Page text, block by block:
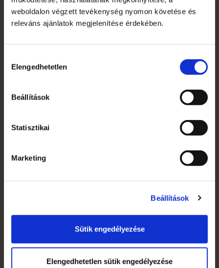
weboldalon végzett tevékenység nyomon követése és
releváns ajánlatok megjelenítése érdekében.
kiválasztása
Elengedhetetlen
Beállítások
Statisztikai
Marketing
Beállítások
Sütik engedélyezése
Elengedhetetlen sütik engedélyezése
Classic kordonoszlop
16 900 Ft
Rólunk